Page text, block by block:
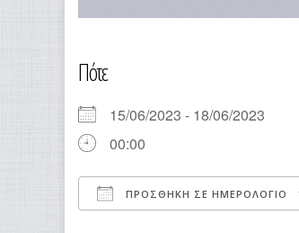
Πότε
15/06/2023 - 18/06/2023
00:00
ΠΡΟΣΘΉΚΗ ΣΕ ΗΜΕΡΟΛΌΓΙΟ